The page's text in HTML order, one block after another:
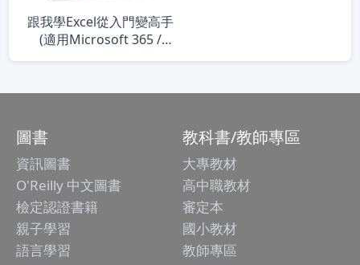
跟我學Excel從入門變高手
(適用Microsoft 365 /
Excel 2021/2019)
圖書
資訊圖書
O'Reilly 中文圖書
檢定認證書籍
親子學習
語言學習
教科書/教師專區
大專教材
高中職教材
審定本
國小教材
教師專區